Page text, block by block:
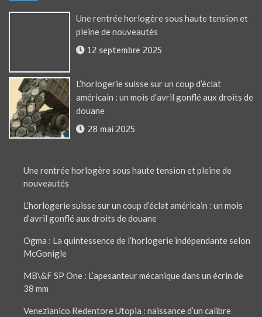
Une rentrée horlogère sous haute tension et
pleine de nouveautés
12 septembre 2025
L’horlogerie suisse sur un coup d’éclat
américain : un mois d’avril gonflé aux droits de
douane
28 mai 2025
Une rentrée horlogère sous haute tension et pleine de
nouveautés
L’horlogerie suisse sur un coup d’éclat américain : un mois
d’avril gonflé aux droits de douane
Ogma : La quintessence de l’horlogerie indépendante selon
McGonigle
MB\&F SP One : L’apesanteur mécanique dans un écrin de
38 mm
Venezianico Redentore Utopia : naissance d’un calibre